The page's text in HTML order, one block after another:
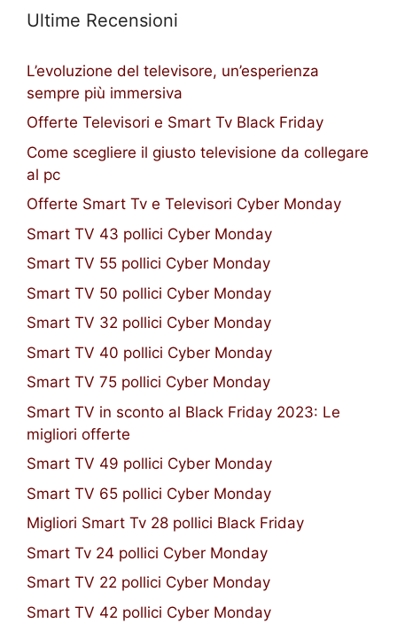
Ultime Recensioni
L’evoluzione del televisore, un’esperienza
sempre più immersiva
Offerte Televisori e Smart Tv Black Friday
Come scegliere il giusto televisione da collegare
al pc
Offerte Smart Tv e Televisori Cyber Monday
Smart TV 43 pollici Cyber Monday
Smart TV 55 pollici Cyber Monday
Smart TV 50 pollici Cyber Monday
Smart TV 32 pollici Cyber Monday
Smart TV 40 pollici Cyber Monday
Smart TV 75 pollici Cyber Monday
Smart TV in sconto al Black Friday 2023: Le
migliori offerte
Smart TV 49 pollici Cyber Monday
Smart TV 65 pollici Cyber Monday
Migliori Smart Tv 28 pollici Black Friday
Smart Tv 24 pollici Cyber Monday
Smart TV 22 pollici Cyber Monday
Smart TV 42 pollici Cyber Monday